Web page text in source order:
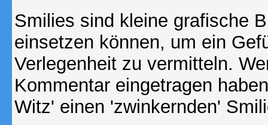
Smilies sind kleine grafische
einsetzen können, um ein
Verlegenheit zu vermitteln.
Kommentar eingetragen
Witz' einen 'zwinkernden'